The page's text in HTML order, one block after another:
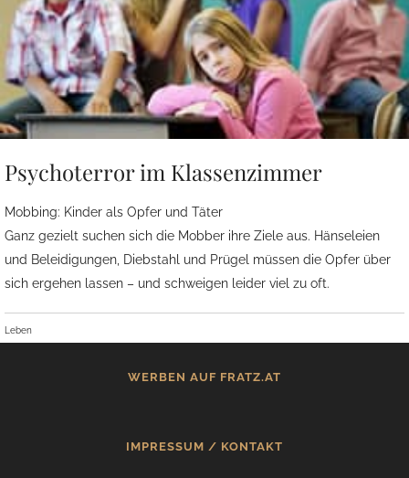
Psychoterror im Klassenzimmer
Mobbing: Kinder als Opfer und Täter
Ganz gezielt suchen sich die Mobber ihre Ziele aus. Hänseleien
und Beleidigungen, Diebstahl und Prügel müssen die Opfer über
sich ergehen lassen – und schweigen leider viel zu oft.
Leben
WERBEN AUF FRATZ.AT
IMPRESSUM / KONTAKT